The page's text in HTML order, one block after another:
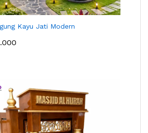
Kayu Jati Modern